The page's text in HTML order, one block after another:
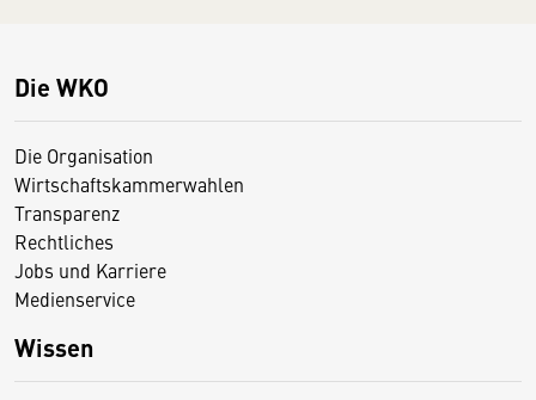
Die WKO
Die Organisation
Wirtschaftskammerwahlen
Transparenz
Rechtliches
Jobs und Karriere
Medienservice
Wissen